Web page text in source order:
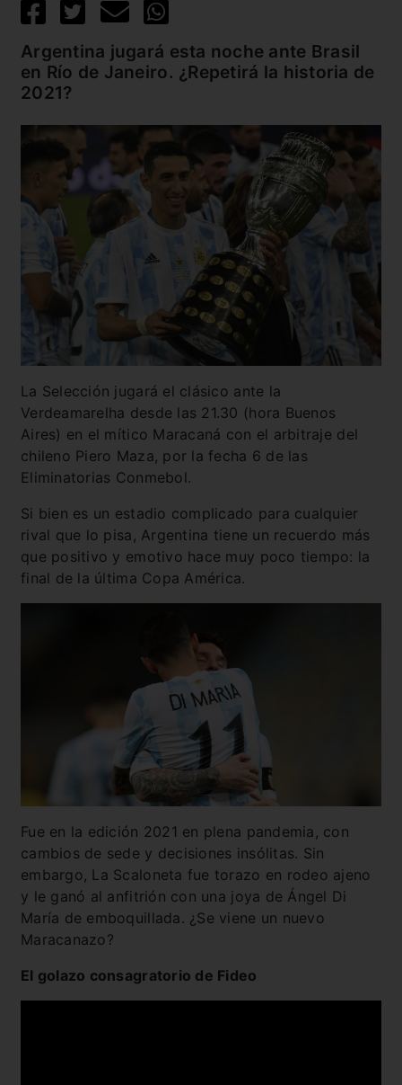
Argentina jugará esta noche ante Brasil
en Río de Janeiro. ¿Repetirá la historia de
2021?
La Selección jugará el clásico ante la
Verdeamarelha desde las 21.30 (hora Buenos
Aires) en el mítico Maracaná con el arbitraje del
chileno Piero Maza, por la fecha 6 de las
Eliminatorias Conmebol.
Si bien es un estadio complicado para cualquier
rival que lo pisa, Argentina tiene un recuerdo más
que positivo y emotivo hace muy poco tiempo: la
final de la última Copa América.
Fue en la edición 2021 en plena pandemia, con
cambios de sede y decisiones insólitas. Sin
embargo, La Scaloneta fue torazo en rodeo ajeno
y le ganó al anfitrión con una joya de Ángel Di
María de emboquillada. ¿Se viene un nuevo
Maracanazo?
El golazo consagratorio de Fideo